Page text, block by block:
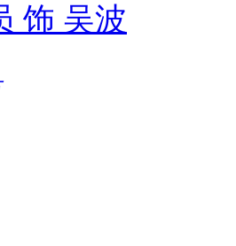
饰 吴波